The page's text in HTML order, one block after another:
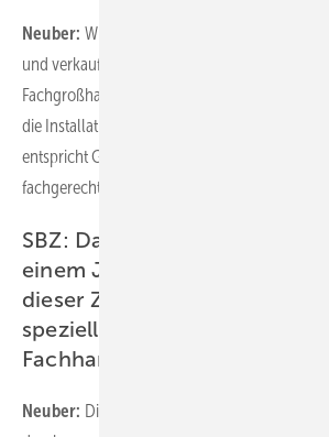
Neuber: Wir setzen bei Geberit auf den
und verkaufen unsere Produkte und Systeme
Fachgroßhandel an das Sanitär-
die Installation sind spezielle Fachkenntnisse
entspricht Geberit One genau unserer
fachgerechter Planung und Montage der
SBZ: Das neue Konzept ist
einem Jahr verfügbar. Was
dieser Zeit für Erfahrungen
speziell was Rückmeldungen
Fachhandwerk angeht?
Neuber: Die Rückmeldungen aus dem